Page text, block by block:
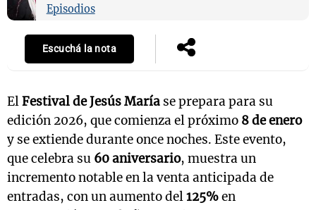
Episodios
Escuchá la nota
ElFestival de Jesús María se prepara para su
edición 2026, que comienza el próximo 8 de enero
y se extiende durante once noches. Este evento,
que celebra su 60 aniversario, muestra un
incremento notable en la venta anticipada de
entradas, con un aumento del125%en